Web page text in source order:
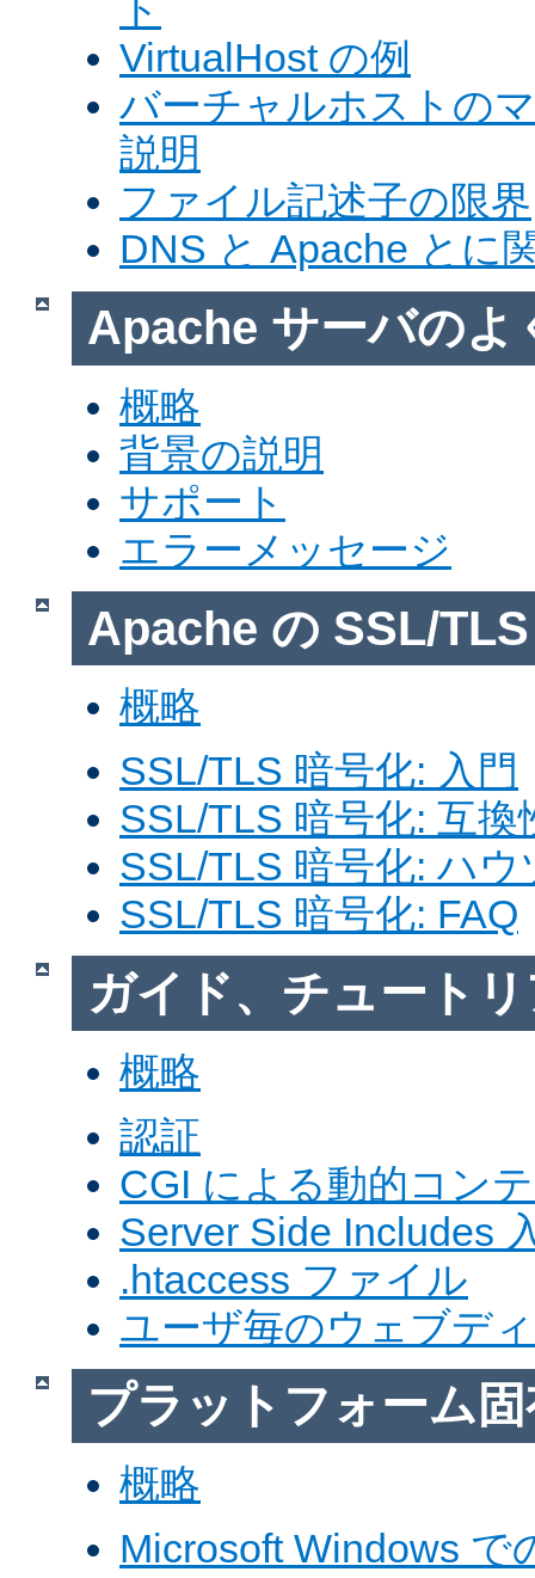
ト
VirtualHost の例
バーチャルホストの
説明
ファイル記述子の限界
DNS と Apache とに
Apache サーバのよ
概略
背景の説明
サポート
エラーメッセージ
Apache の SSL/
概略
SSL/TLS 暗号化: 入門
SSL/TLS 暗号化: 互換
SSL/TLS 暗号化: ハウ
SSL/TLS 暗号化: FAQ
ガイド、チュート
概略
認証
CGI による動的コン
Server Side Includes
.htaccess ファイル
ユーザ毎のウェブデ
プラットフォーム
概略
Microsoft Windows で